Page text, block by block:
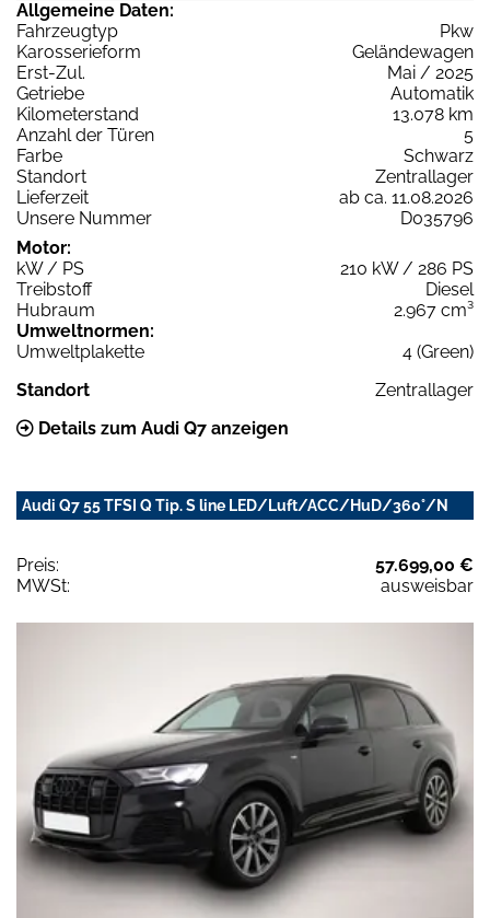
Allgemeine Daten:
Fahrzeugtyp
Pkw
Karosserieform
Geländewagen
Erst-Zul.
Mai / 2025
Getriebe
Automatik
Kilometerstand
13.078 km
Anzahl der Türen
5
Farbe
Schwarz
Standort
Zentrallager
Lieferzeit
ab ca. 11.08.2026
Unsere Nummer
D035796
Motor:
kW / PS
210 kW / 286 PS
Treibstoff
Diesel
Hubraum
2.967 cm³
Umweltnormen:
Umweltplakette
4 (Green)
Standort
Zentrallager
Details zum Audi Q7 anzeigen
Audi Q7 55 TFSI Q Tip. S line LED/Luft/ACC/HuD/360°/N
Preis:
57.699,00 €
MWSt:
ausweisbar